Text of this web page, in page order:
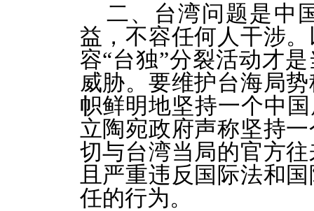
二、台湾问题是中
益，不容任何人干涉
容“台独”分裂活动才
威胁。要维护台海局
帜鲜明地坚持一个中
立陶宛政府声称坚持
切与台湾当局的官方
且严重违反国际法和
任的行为。